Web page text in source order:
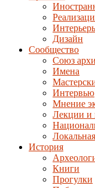
Дизайн
Сообщество
Союз
Имена
Интервью
Мнение
Лекции и
История
Книги
Прогулки